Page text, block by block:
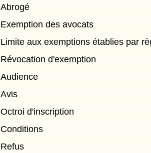
Abrogé
Exemption des avocats
Limite aux exemptions établies par
Révocation d'exemption
Audience
Avis
Octroi d'inscription
Conditions
Refus